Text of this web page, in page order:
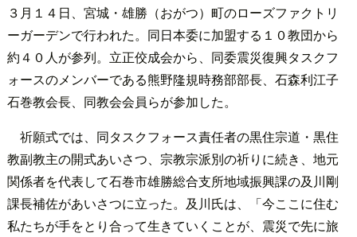
３月１４日、宮城・雄勝（おがつ）町のローズファクトリ
ーガーデンで行われた。同日本委に加盟する１０教団から
約４０人が参列。立正佼成会から、同委震災復興タスクフ
ォースのメンバーである熊野隆規時務部部長、石森利江子
石巻教会長、同教会会員らが参加した。
祈願式では、同タスクフォース責任者の黒住宗道・黒住
教副教主の開式あいさつ、宗教宗派別の祈りに続き、地元
関係者を代表して石巻市雄勝総合支所地域振興課の及川剛
課長補佐があいさつに立った。及川氏は、「今ここに住む
私たちが手をとり合って生きていくことが、震災で先に旅